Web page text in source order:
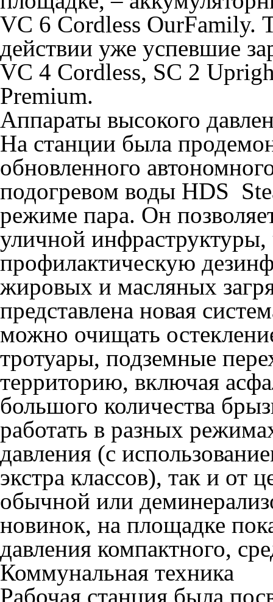
VC 6 Cordless OurFamily.
действии уже успевшие
VC 4 Cordless, SC 2
Premium.
Аппараты высокого
На станции была
обновленного
подогревом воды HDS
режиме пара. Он
уличной инфраструктуры,
профилактическую
жировых и масляных
представлена новая
можно очищать
тротуары, подземные
территорию, включая
большого количества
работать в разных
давления (с
экстра классов), так и от
обычной или
новинок, на площадке
давления компактного,
Коммунальная техника
Рабочая станция была